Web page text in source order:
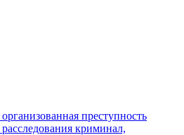
организованная преступность
расследования криминал,